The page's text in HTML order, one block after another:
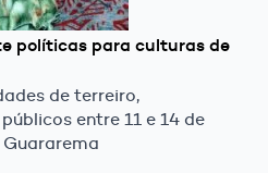
políticas para culturas de
de terreiro,
entre 11 e 14 de